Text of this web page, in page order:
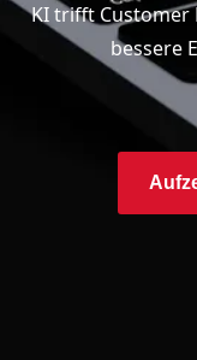
KI trifft Customer
bessere